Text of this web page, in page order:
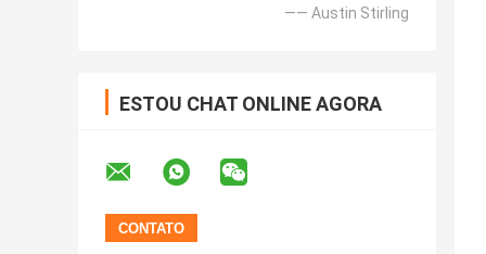
—— Austin Stirling
ESTOU CHAT ONLINE AGORA